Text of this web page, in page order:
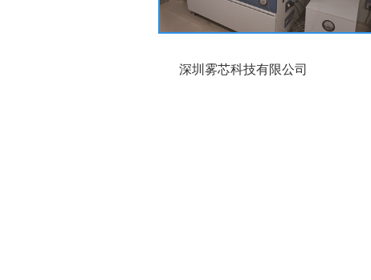
深圳雾芯科技有限公司